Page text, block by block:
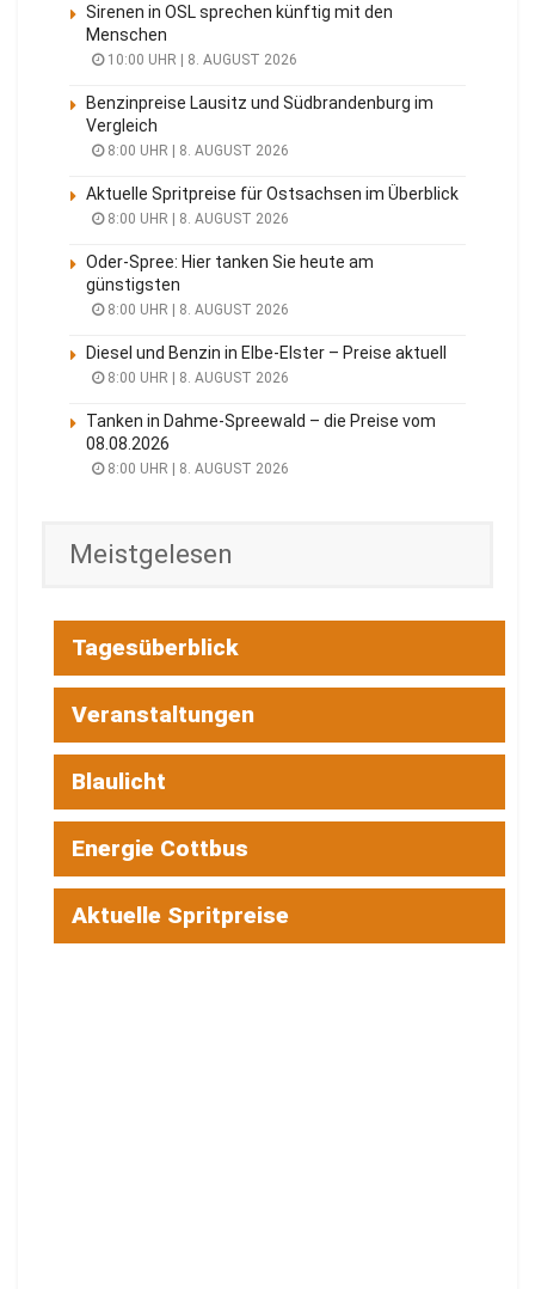
Sirenen in OSL sprechen künftig mit den
Menschen
10:00 UHR | 8. AUGUST 2026
Benzinpreise Lausitz und Südbrandenburg im
Vergleich
8:00 UHR | 8. AUGUST 2026
Aktuelle Spritpreise für Ostsachsen im Überblick
8:00 UHR | 8. AUGUST 2026
Oder-Spree: Hier tanken Sie heute am
günstigsten
8:00 UHR | 8. AUGUST 2026
Diesel und Benzin in Elbe-Elster – Preise aktuell
8:00 UHR | 8. AUGUST 2026
Tanken in Dahme-Spreewald – die Preise vom
08.08.2026
8:00 UHR | 8. AUGUST 2026
Meistgelesen
Tagesüberblick
Veranstaltungen
Blaulicht
Energie Cottbus
Aktuelle Spritpreise